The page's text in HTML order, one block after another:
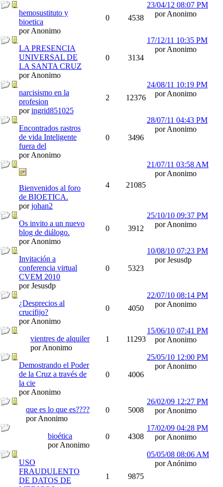
hemosustituto y
bioetica
por Anonimo
0 4538
23/04/12 08:07 PM
por Anonimo
LA PRESENCIA
UNIVERSAL DE
LA SANTA CRUZ
por Anonimo
0 3134
17/12/11 10:35 PM
por Anonimo
narcisismo en la
profesion
poringrid851025
2 12376
24/08/11 10:19 PM
por Anonimo
Encontrados rastros
de vida Inteligente
fuera del
por Anonimo
0 3496
28/07/11 04:43 PM
por Anonimo
Bienvenidos al foro
de BIOETICA.
porjohan2
4 21085
21/07/11 03:58 AM
por Anonimo
Os invito a un nuevo
blog de diálogo.
por Anonimo
0 3912
25/10/10 09:37 PM
por Anonimo
Invitación a
conferencia virtual
CVEM 2010
por Jesusdp
0 5323
10/08/10 07:23 PM
por Jesusdp
¿Desprecios al
crucifijo?
por Anonimo
0 4050
22/07/10 08:14 PM
por Anonimo
vientres de alquiler
por Anonimo
1 11293
15/06/10 07:41 PM
por Anonimo
Demostrando el Poder
de la Cruz a través de
la cie
por Anonimo
0 4006
25/05/10 12:00 PM
por Anonimo
que es lo que es????
por Anonimo
0 5008
26/02/09 12:27 PM
por Anonimo
bioética
por Anonimo
0 4308
17/02/09 04:28 PM
por Anonimo
USO
FRAUDULENTO
DE DATOS DE
1 9875
05/05/08 08:06 AM
por Anónimo